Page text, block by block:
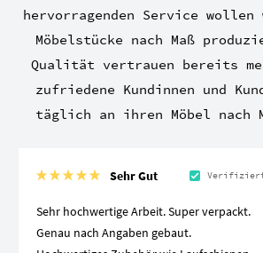
hervorragenden Service
Möbelstücke nach Maß
Qualität vertrauen bereits
zufriedene Kundinnen und
täglich an ihren Möbel nach
Sehr Gut
Sehr hochwertige Arbeit. Super verpackt.
Genau nach Angaben gebaut.